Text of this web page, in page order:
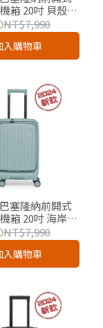
箱 20吋 貝殼白
NT$7,990
入購物車
塞隆納前開式
箱 20吋 海岸藍
NT$7,990
入購物車